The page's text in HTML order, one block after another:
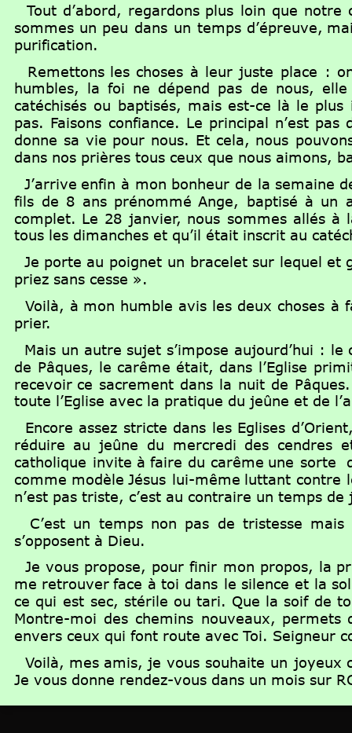
Tout d’abord, regardons plus loin que notre
sommes un peu dans un temps d’épreuve,
purification.
Remettons les choses à leur juste place :
humbles, la foi ne dépend pas de nous, elle
catéchisés ou baptisés, mais est-ce là le plus
pas. Faisons confiance. Le principal n’est pas
donne sa vie pour nous. Et cela, nous
dans nos prières tous ceux que nous aimons,
J’arrive enfin à mon bonheur de la semaine
fils de 8 ans prénommé Ange, baptisé à un
complet. Le 28 janvier, nous sommes allés à
tous les dimanches et qu’il était inscrit au
Je porte au poignet un bracelet sur lequel et
priez sans cesse ».
Voilà, à mon humble avis les deux choses à
prier.
Mais un autre sujet s’impose aujourd’hui : le
de Pâques, le carême était, dans l’Eglise
recevoir ce sacrement dans la nuit de Pâques.
toute l’Eglise avec la pratique du jeûne et de
Encore assez stricte dans les Eglises
réduire au jeûne du mercredi des cendres
catholique invite à faire du carême une sorte
comme modèle Jésus lui-même luttant contre
n’est pas triste, c’est au contraire un temps
C’est un temps non pas de tristesse mais
s’opposent à Dieu.
Je vous propose, pour finir mon propos, la
me retrouver face à toi dans le silence et la
ce qui est sec, stérile ou tari. Que la soif de
Montre-moi des chemins nouveaux, permets
envers ceux qui font route avec Toi.
Voilà, mes amis, je vous souhaite un joyeux
Je vous donne rendez-vous dans un mois sur